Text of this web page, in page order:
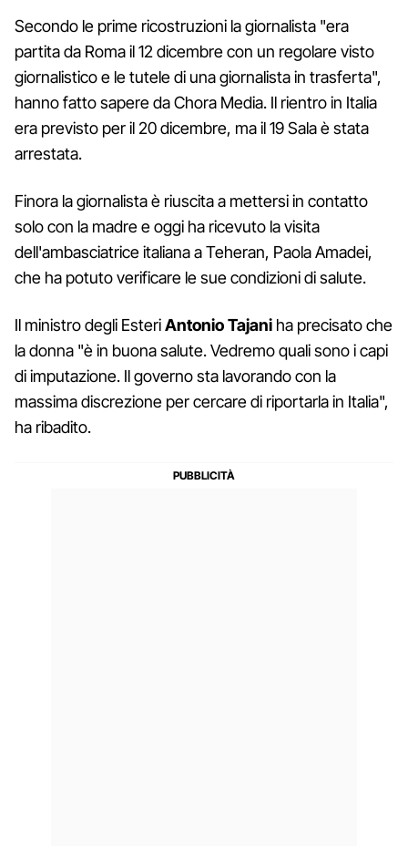
Secondo le prime ricostruzioni la giornalista "era
partita da Roma il 12 dicembre con un regolare visto
giornalistico e le tutele di una giornalista in trasferta",
hanno fatto sapere da Chora Media. Il rientro in Italia
era previsto per il 20 dicembre, ma il 19 Sala è stata
arrestata.
Finora la giornalista è riuscita a mettersi in contatto
solo con la madre e oggi ha ricevuto la visita
dell'ambasciatrice italiana a Teheran, Paola Amadei,
che ha potuto verificare le sue condizioni di salute.
Il ministro degli EsteriAntonio Tajani ha precisato che
la donna "è in buona salute. Vedremo quali sono i capi
di imputazione. Il governo sta lavorando con la
massima discrezione per cercare di riportarla in Italia",
ha ribadito.